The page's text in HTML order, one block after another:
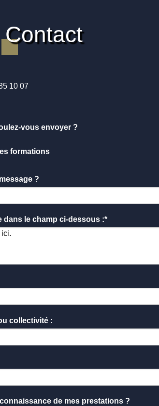
Contact
10 07
vous envoyer ?
formations
?
dans le champ ci-dessous :*
collectivité :
de mes prestations ?